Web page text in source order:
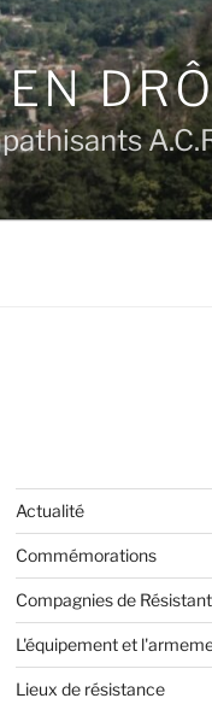
Actualité
Commémorations
Compagnies de
L'équipement et
Lieux de résistance